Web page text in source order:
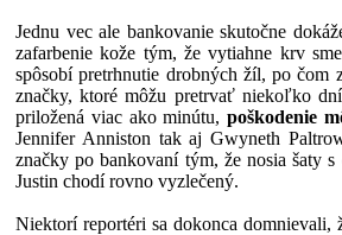
Jednu vec ale bankovanie skutočne
zafarbenie kože tým, že vytiahne krv
spôsobí pretrhnutie drobných žíl, po čom
značky, ktoré môžu pretrvať niekoľko
priložená viac ako minútu, poškodenie
Jennifer Anniston tak aj Gwyneth
značky po bankovaní tým, že nosia šaty
Justin chodí rovno vyzlečený.
Niektorí reportéri sa dokonca domnievali,